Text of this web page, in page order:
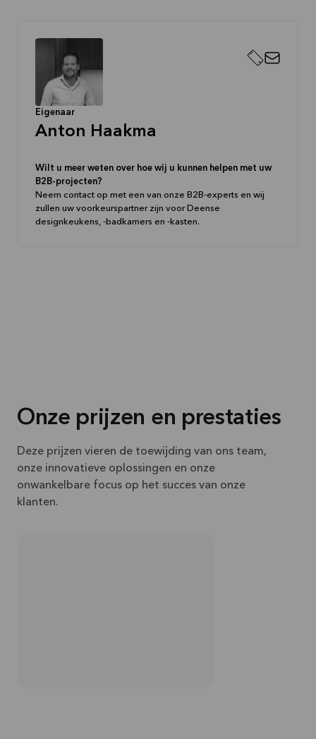
Eigenaar
Anton Haakma
Wilt u meer weten over hoe wij u kunnen helpen met uw
B2B-projecten?
Neem contact op met een van onze B2B-experts en wij
zullen uw voorkeurspartner zijn voor Deense
designkeukens, -badkamers en -kasten.
Onze prijzen en prestaties
Deze prijzen vieren de toewijding van ons team,
onze innovatieve oplossingen en onze
onwankelbare focus op het succes van onze
klanten.